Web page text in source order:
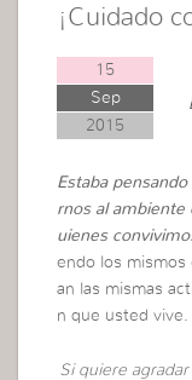
¡Cuidado
15
Sep
2015
Estaba
rnos al ambiente
uienes
endo los mismos
an las mismas
n que usted vive.
Si quiere